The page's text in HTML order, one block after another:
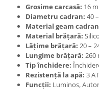
Grosime carcasă: 16
Diametru cadran: 40
Material geam
Material brățară:
Lățime brățară: 20 –
Lungime brățară: 260
Tip închidere:
Rezistență la apă: 3
Funcții: Luminos,